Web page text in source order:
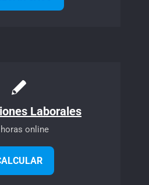
Laborales
online